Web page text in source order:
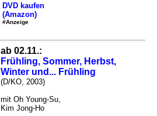
DVD kaufen
(Amazon)
#Anzeige
ab 02.11.:
Frühling, Sommer, Herbst,
Winter und... Frühling
(D/KO, 2003)
mit Oh Young-Su,
Kim Jong-Ho